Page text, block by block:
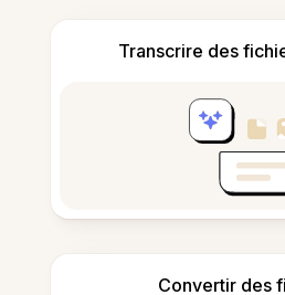
Transcrire des
Convertir des